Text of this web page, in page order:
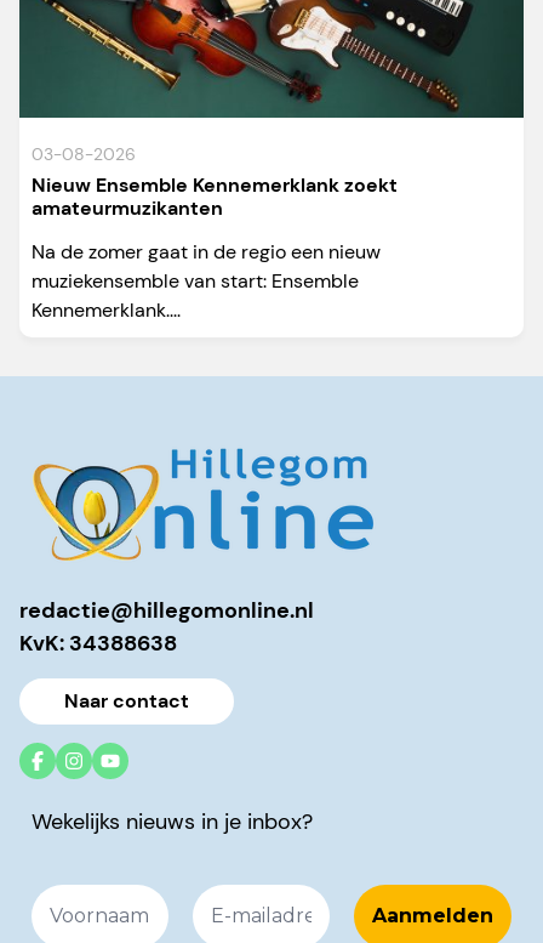
03-08-2026
Nieuw Ensemble Kennemerklank zoekt
amateurmuzikanten
Na de zomer gaat in de regio een nieuw
muziekensemble van start: Ensemble
Kennemerklank....
redactie@hillegomonline.nl
KvK: 34388638
Naar contact
Wekelijks nieuws in je inbox?